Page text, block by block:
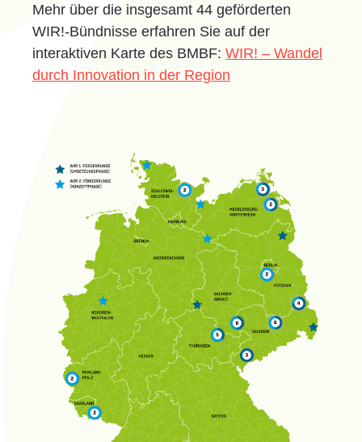
Mehr über die insgesamt 44 geförderten
WIR!-Bündnisse erfahren Sie auf der
interaktiven Karte des BMBF: WIR! – Wandel
durch Innovation in der Region